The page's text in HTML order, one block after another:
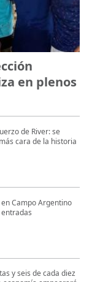
en plenos
de River: se
cara de la historia
Campo Argentino
y seis de cada diez